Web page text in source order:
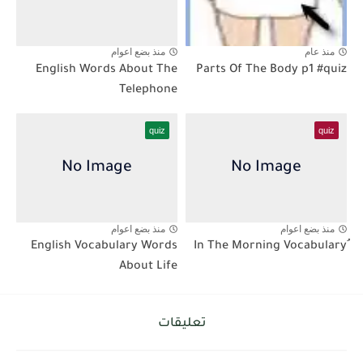
منذ عام
Parts Of The Body p1 #quiz
منذ بضع اعوام
English Words About The
Telephone
quiz
منذ بضع اعوام
quiz
منذ بضع اعوام
English Vocabulary Words
About Life
تعليقات